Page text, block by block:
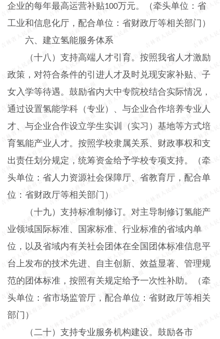
企业的每年最高运营补贴100万元。（牵头单位：省
工业和信息化厅，配合单位：省财政厅等相关部门）
六、建立氢能服务体系
（十八）支持高端人才引育。 按照我省人才激励
政策，对符合条件的引进人才及时兑现安家补贴、子
女入学等待遇。鼓励省内大中专院校结合实际情况，
通过设置氢能学科（专业）、与企业合作培养专业人
才、与企业合作设立学生实训（实习）基地等方式培
育氢能产业人才。按照学校隶属关系、财政事权和支
出责任划分规定，统筹资金给予学校专项支持。（牵
头单位：省人力资源社会保障厅、省教育厅，配合单
位：省财政厅等相关部门）
（十九）支持标准制修订。 对主导制修订氢能产
业领域国际标准、国家标准、行业标准的省域内单
位，以及省域内有关社会团体在全国团体标准信息平
台上发布的技术先进、自主创新、效益显著、管理规
范的团体标准，按照有关规定给予一次性补助。（牵
头单位：省市场监管厅，配合单位：省财政厅等相关
部门）
（二十）支持专业服务机构建设。 鼓励各市